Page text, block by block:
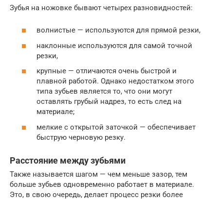
Зубья на ножовке бывают четырех разновидностей:
волнистые — используются для прямой резки,
наклонные используются для самой точной
резки,
крупные — отличаются очень быстрой и
плавной работой. Однако недостатком этого
типа зубьев является то, что они могут
оставлять грубый надрез, то есть след на
материале;
мелкие с открытой заточкой — обеспечивает
быструю черновую резку.
Расстояние между зубьями
Также называется шагом — чем меньше зазор, тем
больше зубьев одновременно работает в материале.
Это, в свою очередь, делает процесс резки более